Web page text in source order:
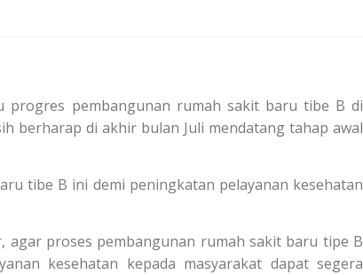
progres pembangunan rumah sakit baru tibe B di
berharap di akhir bulan Juli mendatang tahap awal
tibe B ini demi peningkatan pelayanan kesehatan
agar proses pembangunan rumah sakit baru tipe B
kesehatan kepada masyarakat dapat segera